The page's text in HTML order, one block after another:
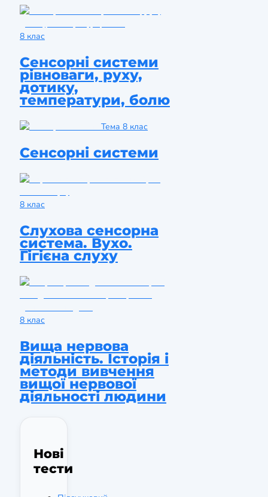
8 клас
Сенсорні системи
рівноваги, руху,
дотику,
температури, болю
Тема 8 клас
Сенсорні системи
8 клас
Слухова сенсорна
система. Вухо.
Гігієна слуху
8 клас
Вища нервова
діяльність. Історія і
методи вивчення
вищої нервової
діяльності людини
Нові
тести